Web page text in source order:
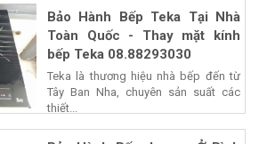
Bảo Hành Bếp Teka Tại Nhà
Toàn Quốc - Thay mặt kính
bếp Teka 08.88293030
Teka là thương hiệu nhà bếp đến từ
Tây Ban Nha, chuyên sản suất các
thiết...